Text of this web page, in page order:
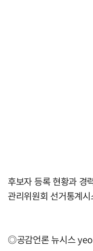
후보자 등록 현황과 경
관리위원회 선거통계
◎공감언론 뉴시스